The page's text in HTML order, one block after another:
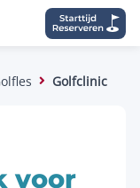
Golfclinic
voor